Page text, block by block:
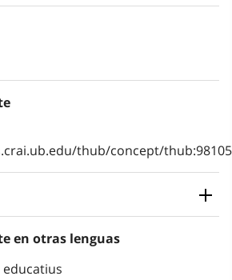
thub/concept/
en otras lenguas